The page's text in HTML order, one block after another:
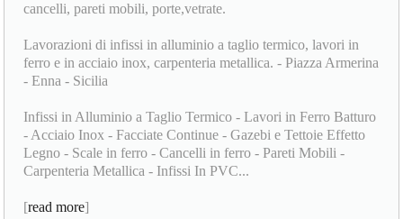
cancelli, pareti mobili, porte,vetrate.
Lavorazioni di infissi in alluminio a taglio termico, lavori in
ferro e in acciaio inox, carpenteria metallica. - Piazza Armerina
- Enna - Sicilia
Infissi in Alluminio a Taglio Termico - Lavori in Ferro Batturo
- Acciaio Inox - Facciate Continue - Gazebi e Tettoie Effetto
Legno - Scale in ferro - Cancelli in ferro - Pareti Mobili -
Carpenteria Metallica - Infissi In PVC...
[read more]